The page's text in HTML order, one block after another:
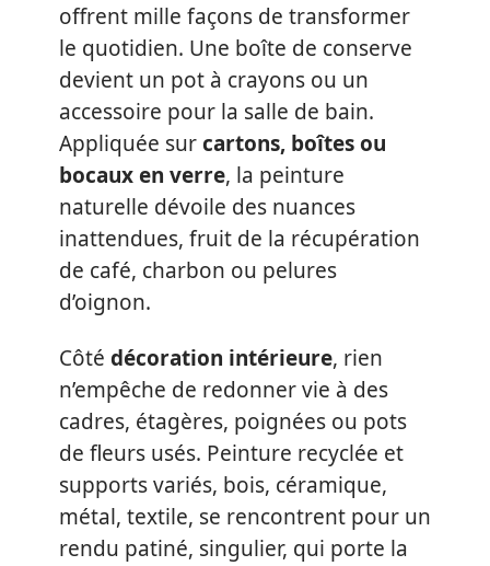
offrent mille façons de transformer
le quotidien. Une boîte de conserve
devient un pot à crayons ou un
accessoire pour la salle de bain.
Appliquée surcartons, boîtes ou
bocaux en verre, la peinture
naturelle dévoile des nuances
inattendues, fruit de la récupération
de café, charbon ou pelures
d’oignon.
Côté décoration intérieure, rien
n’empêche de redonner vie à des
cadres, étagères, poignées ou pots
de fleurs usés. Peinture recyclée et
supports variés, bois, céramique,
métal, textile, se rencontrent pour un
rendu patiné, singulier, qui porte la